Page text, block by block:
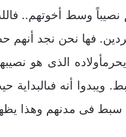
نصيباً وسط أخوتهم..
يحرمأولاده الذى هو
ويبدوا أنه فىالبداية
فى مدنهم وهذا